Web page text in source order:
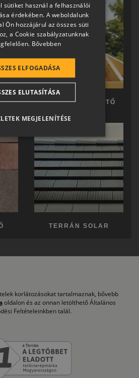
TERRÁN KÉSZTETŐ
TERRÁN SOLAR
korlátozásokat tartalmaznak, bővebb
oldalon és az onnan letölthető Általános
Feltételeinkben talál.
SLOVAK
GERMAN
ROMANIAN
CROATIAN
SR
RO-HU
ITALIAN
sütiket használ a felhasználói
érdekében. A weboldalunk
Ön hozzájárul az összes süti
a Cookie szabályzatunknak
Bővebben
ELFOGADÁSA
ELUTASÍTÁSA
MEGJELENÍTÉSE